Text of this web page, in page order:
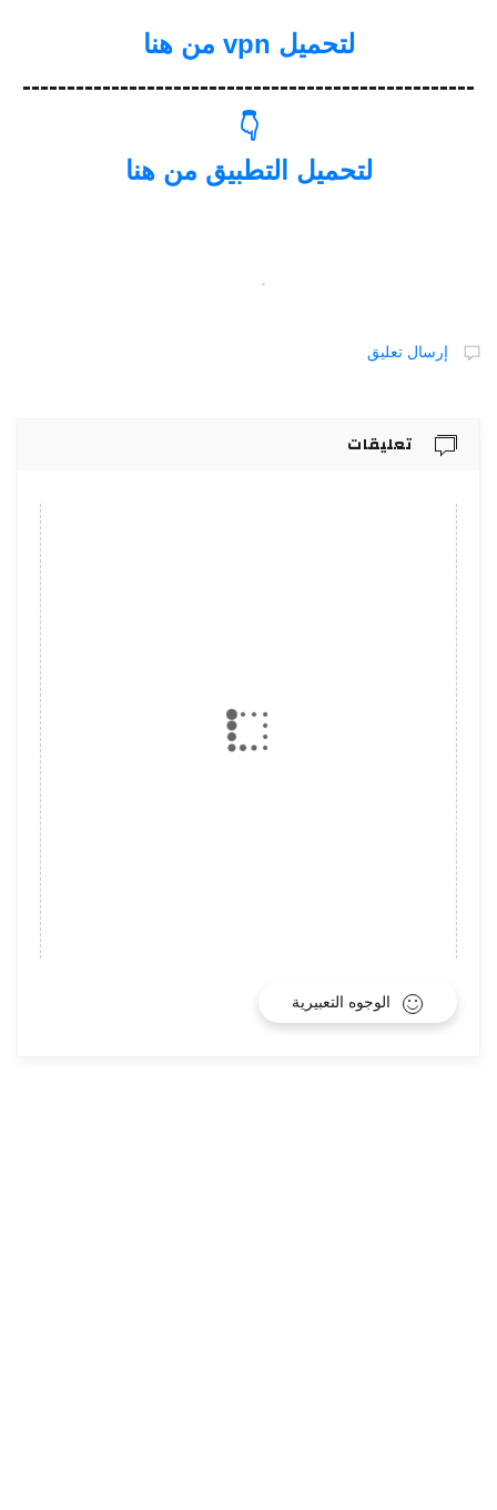
لتحميل vpn من هنا
لتحميل التطبيق من هنا
إرسال تعليق
تعليقات
الوجوه التعبيرية